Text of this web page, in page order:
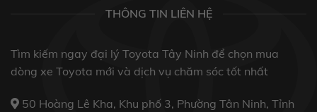
THÔNG TIN LIÊN HỆ
Tìm kiếm ngay đại lý Toyota Tây Ninh để chọn mua
dòng xe Toyota mới và dịch vụ chăm sóc tốt nhất
50 Hoàng Lê Kha, Khu phố 3, Phường Tân Ninh, Tỉnh